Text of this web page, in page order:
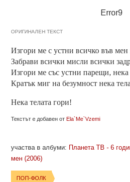
Error9
ОРИГИНАЛЕН ТЕКСТ
Изгори ме с устни всичко във мен
Забрави всички мисли всички
Изгори ме със устни парещи, нека
Кратък миг на безумност нека
Нека телата гори!
Текстът е добавен от Ela`Me`Vzemi
участва в албуми: Планета ТВ - 6
мен (2006)
ПОП-ФОЛК